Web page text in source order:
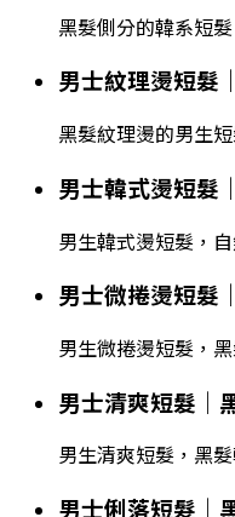
黑髮側分的韓系短
男士紋理燙短髮
黑髮紋理燙的男生
男士韓式燙短髮
男生韓式燙短髮，
男士微捲燙短髮
男生微捲燙短髮，
男士清爽短髮｜
男生清爽短髮，黑
男士俐落短髮｜